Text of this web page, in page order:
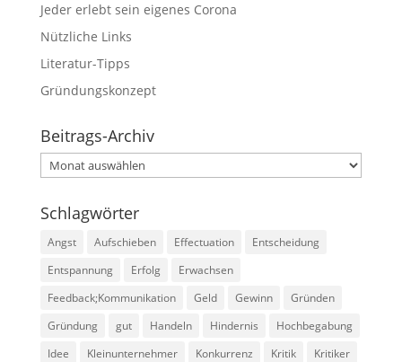
Jeder erlebt sein eigenes Corona
Nützliche Links
Literatur-Tipps
Gründungskonzept
Beitrags-Archiv
Beitrags-
Archiv
Schlagwörter
Angst Aufschieben Effectuation
Entscheidung
Entspannung
Erfolg
Erwachsen
Feedback;Kommunikation
Geld Gewinn
Gründen
Gründung
gut Handeln Hindernis
Hochbegabung
Idee
Kleinunternehmer Konkurrenz Kritik
Kritiker